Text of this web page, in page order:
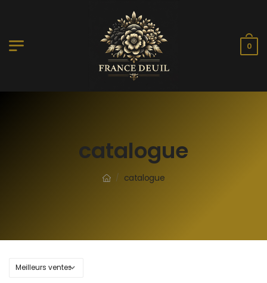
0
catalogue
/ catalogue